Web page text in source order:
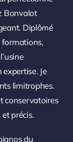
Bonvalot
Diplômé
formations,
Je
limitrophes.
conservatoires
précis.
du